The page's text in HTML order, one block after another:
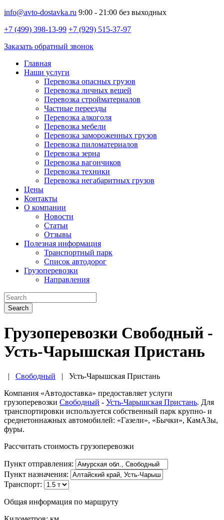
info@avto-dostavka.ru 9:00 - 21:00 без выходных
+7 (499) 398-13-99 +7 (929) 515-37-97
Заказать обратный звонок
Главная
Наши услуги
Перевозка опасных грузов
Перевозка личных вещей
Перевозка стройматериалов
Частные переезды
Перевозка алкоголя
Перевозка мебели
Перевозка замороженных грузов
Перевозка пиломатериалов
Перевозка зерна
Перевозка вагончиков
Перевозка техники
Перевозка негабаритных грузов
Цены
Контакты
О компании
Новости
Статьи
Отзывы
Полезная информация
Транспортный парк
Список автодорог
Грузоперевозки
Направления
Search
Грузоперевозки Свободный -
Усть-Чарышская Пристань
| Свободный | Усть-Чарышская Пристань
Компания «Автодоставка» предоставляет услуги
грузоперевозки Свободный - Усть-Чарышская Пристань. Для
транспортировки используется собственный парк крупно- и
среднетоннажных автомобилей: «Газели», «Бычки», КамАЗы,
фуры.
Рассчитать стоимость грузоперевозки
Пункт отправления:
Пункт назначения:
Транспорт:
Общая информация по маршруту